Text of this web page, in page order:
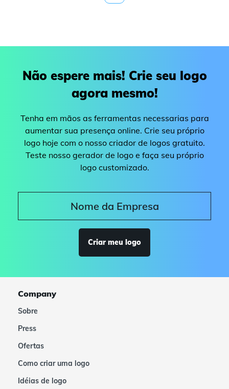
Não espere mais! Crie seu logo
agora mesmo!
Tenha em mãos as ferramentas necessarias para
aumentar sua presença online. Crie seu próprio
logo hoje com o nosso criador de logos gratuito.
Teste nosso gerador de logo e faça seu próprio
logo customizado.
Criar meu logo
Company
Sobre
Press
Ofertas
Como criar uma logo
Idéias de logo